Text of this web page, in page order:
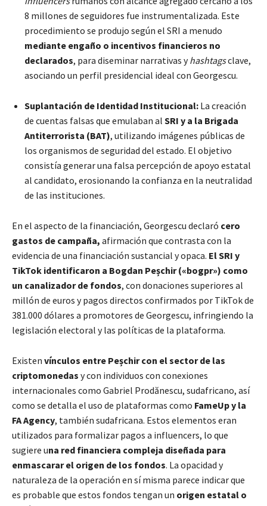
8 millones de seguidores fue instrumentalizada. Este
procedimiento se produjo según el SRI a menudo
mediante engaño o incentivos financieros no
declarados, para diseminar narrativas yhashtagsclave,
asociando un perfil presidencial ideal con Georgescu.
Suplantación de Identidad Institucional: La creación
de cuentas falsas que emulaban al SRI y a la Brigada
Antiterrorista (BAT), utilizando imágenes públicas de
los organismos de seguridad del estado. El objetivo
consistía generar una falsa percepción de apoyo estatal
al candidato, erosionando la confianza en la neutralidad
de las instituciones.
En el aspecto de la financiación, Georgescu declaró cero
gastos de campaña, afirmación que contrasta con la
evidencia de una financiación sustancial y opaca. El SRI y
TikTok identificaron a Bogdan Peșchir («bogpr») como
un canalizador de fondos, con donaciones superiores al
millón de euros y pagos directos confirmados por TikTok de
381.000 dólares a promotores de Georgescu, infringiendo la
legislación electoral y las políticas de la plataforma.
Existen vínculos entre Peșchir con el sector de las
criptomonedas y con individuos con conexiones
internacionales como Gabriel Prodănescu, sudafricano, así
como se detalla el uso de plataformas como FameUp y la
FA Agency, también sudafricana. Estos elementos eran
utilizados para formalizar pagos a influencers, lo que
sugiere una red financiera compleja diseñada para
enmascarar el origen de los fondos. La opacidad y
naturaleza de la operación en sí misma parece indicar que
es probable que estos fondos tengan un origen estatal o